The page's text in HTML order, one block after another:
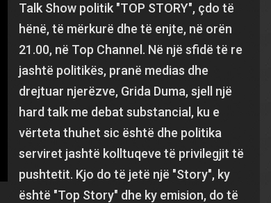
Talk Show politik "TOP STORY", çdo të
hënë, të mërkurë dhe të enjte, në orën
21.00, në Top Channel. Në një sfidë të re
jashtë politikës, pranë medias dhe
drejtuar njerëzve, Grida Duma, sjell një
hard talk me debat substancial, ku e
vërteta thuhet sic është dhe politika
serviret jashtë kolltuqeve të privilegjit të
pushtetit. Kjo do të jetë një "Story", ky
është "Top Story" dhe ky emision, do të